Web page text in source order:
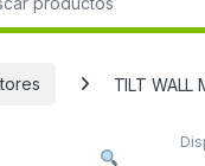
TILT WALL